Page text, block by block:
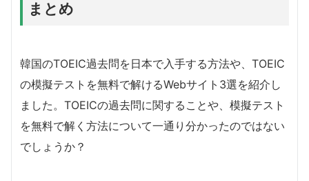
まとめ
韓国のTOEIC過去問を日本で入手する方法や、TOEIC
の模擬テストを無料で解けるWebサイト3選を紹介し
ました。TOEICの過去問に関することや、模擬テスト
を無料で解く方法について一通り分かったのではない
でしょうか？